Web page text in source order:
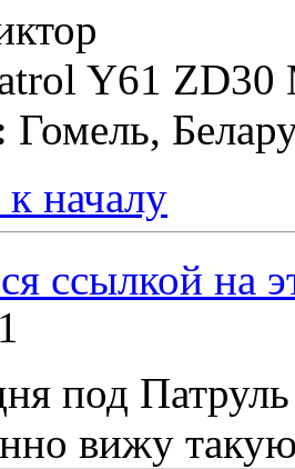
Y61
Гомель,
началу
под
вижу